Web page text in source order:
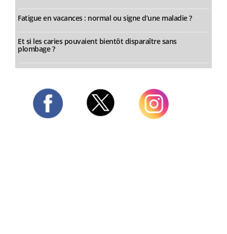
Fatigue en vacances : normal ou signe d’une maladie ?
Et si les caries pouvaient bientôt disparaître sans
plombage ?